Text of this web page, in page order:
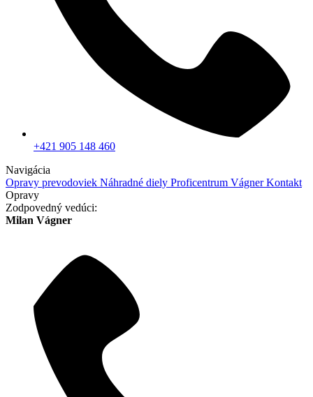
+421 905 148 460
Navigácia
Opravy prevodoviek Náhradné diely Proficentrum VágnerKontakt
Opravy
Zodpovedný vedúci:
Milan Vágner